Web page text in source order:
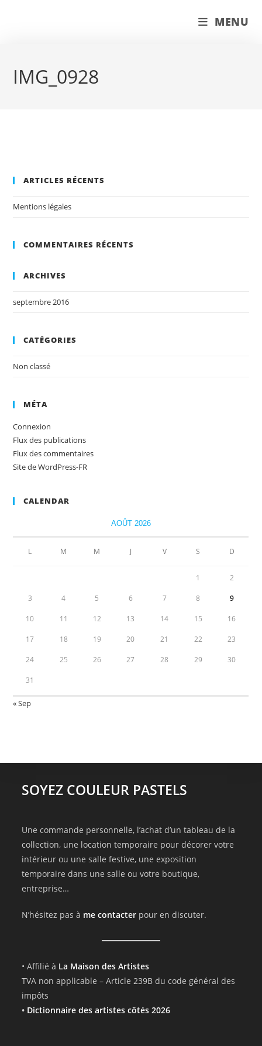
MENU
IMG_0928
ARTICLES RÉCENTS
Mentions légales
COMMENTAIRES RÉCENTS
ARCHIVES
septembre 2016
CATÉGORIES
Non classé
MÉTA
Connexion
Flux des publications
Flux des commentaires
Site de WordPress-FR
CALENDAR
AOÛT 2026
L M M J V S D
1 2
3 4 5 6 7 8 9
10 11 12 13 14 15 16
17 18 19 20 21 22 23
24 25 26 27 28 29 30
31
« Sep
SOYEZ COULEUR PASTELS
Une commande personnelle, l’achat d’un tableau de la
collection, une location temporaire pour décorer votre
intérieur ou une salle festive, une exposition
temporaire dans une salle ou votre boutique,
entreprise…
N’hésitez pas à me contacter pour en discuter.
• Affilié à La Maison des Artistes
TVA non applicable – Article 239B du code général des
impôts
• Dictionnaire des artistes côtés 2026